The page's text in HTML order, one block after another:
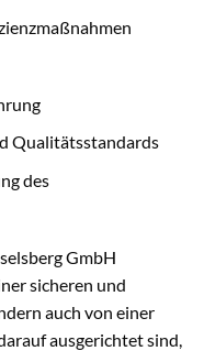
Qualitätsstandards
des
GmbH
sicheren und
auch von einer
ausgerichtet sind,